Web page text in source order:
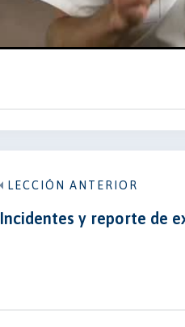
LECCIÓN ANTERIOR
Incidentes y reporte de